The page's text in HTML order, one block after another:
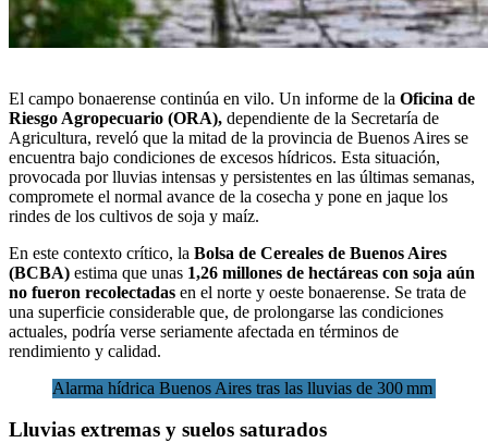
El campo bonaerense continúa en vilo. Un informe de la Oficina de
Riesgo Agropecuario (ORA), dependiente de la Secretaría de
Agricultura, reveló que la mitad de la provincia de Buenos Aires se
encuentra bajo condiciones de excesos hídricos. Esta situación,
provocada por lluvias intensas y persistentes en las últimas semanas,
compromete el normal avance de la cosecha y pone en jaque los
rindes de los cultivos de soja y maíz.
En este contexto crítico, la Bolsa de Cereales de Buenos Aires
(BCBA) estima que unas 1,26 millones de hectáreas con soja aún
no fueron recolectadas en el norte y oeste bonaerense. Se trata de
una superficie considerable que, de prolongarse las condiciones
actuales, podría verse seriamente afectada en términos de
rendimiento y calidad.
Alarma hídrica Buenos Aires tras las lluvias de 300 mm
Lluvias extremas y suelos saturados